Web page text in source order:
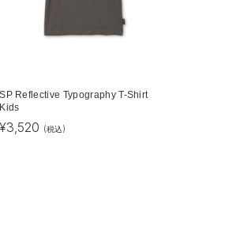
SP Reflective Typography T-Shirt
Kids
¥3,520 (税込)